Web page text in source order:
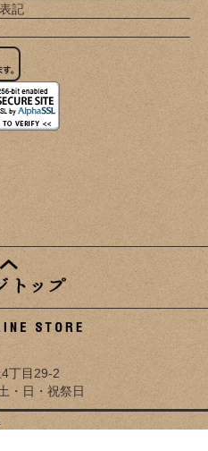
記
丁目29-2
・日・祝祭日